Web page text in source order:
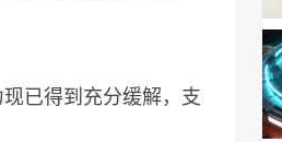
已得到充分缓解，支